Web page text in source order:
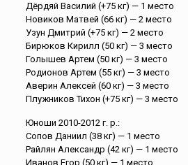
Дёрдяй Василий (+75 кг) — 1 место
Новиков Матвей (66 кг) — 2 место
Узун Дмитрий (+75 кг) — 2 место
Бирюков Кирилл (50 кг) — 3 место
Голышев Артем (50 кг) — 3 место
Родионов Артем (55 кг) — 3 место
Аверин Алексей (60 кг) — 3 место
Плужников Тихон (+75 кг) — 3 место
Юноши 2010-2012 г. р.:
Сопов Даниил (38 кг) — 1 место
Райлян Александр (42 кг) — 1 место
Иванов Егор (50 кг) — 1 место